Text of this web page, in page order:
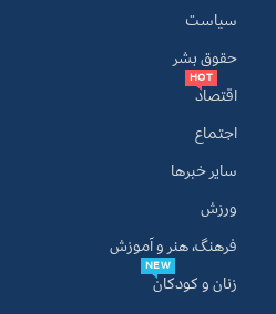
سیاست
حقوق بشر
اقتصاد
HOT
اجتماع
سایر خبرها
ورزش
فرهنگ، هنر و آموزش
زنان و کودکان
NEW